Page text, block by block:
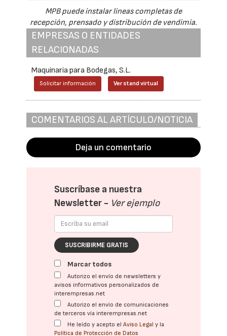
MPB puede instalar lineas completas de
recepción, prensado y distribución de vendimia.
EMPRESAS O ENTIDADES
RELACIONADAS
Maquinaria para Bodegas, S.L.
Solicitar información Ver stand virtual
COMENTARIOS AL ARTÍCULO/NOTICIA
Deja un comentario
Suscríbase a nuestra
Newsletter - Ver ejemplo
SUSCRIBIRME GRATIS
Marcar todos
Autorizo el envío de newsletters y
avisos informativos personalizados de
interempresas.net
Autorizo el envío de comunicaciones
de terceros vía interempresas.net
He leído y acepto elAviso Legal y la
Política de Protección de Datos